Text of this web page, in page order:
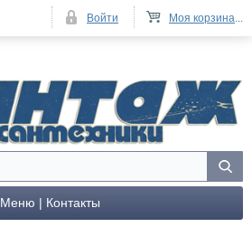
Меню | Контакты
Моя корзина...
Войти